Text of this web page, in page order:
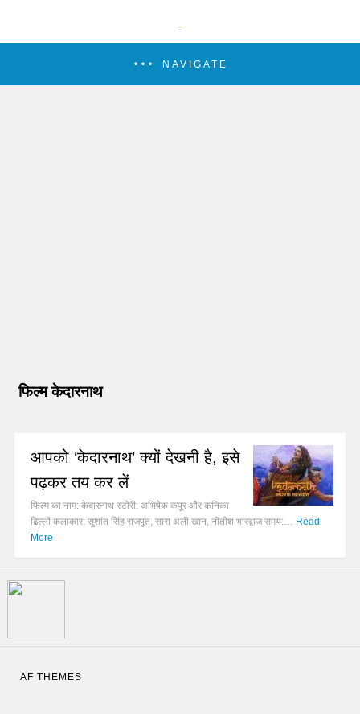
NAVIGATE
फिल्म केदारनाथ
आपको ‘केदारनाथ’ क्यों देखनी है, इसे
पढ़कर तय कर लें
फिल्म का नाम: केदारनाथ स्टोरी: अभिषेक कपूर और कनिका
ढिल्लों कलाकार: सुशांत सिंह राजपूत, सारा अली खान, नीतीश भारद्वाज समय:… Read
More
AF THEMES